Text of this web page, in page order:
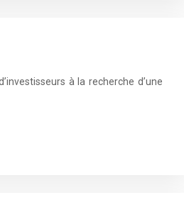
à la recherche d’une